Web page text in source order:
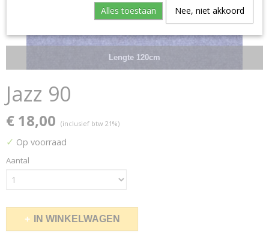
Lengte 120cm
Jazz 90
€ 18,00 (inclusief btw 21%)
✓ Op voorraad
Aantal
IN WINKELWAGEN
Alles toestaan Nee, niet akkoord